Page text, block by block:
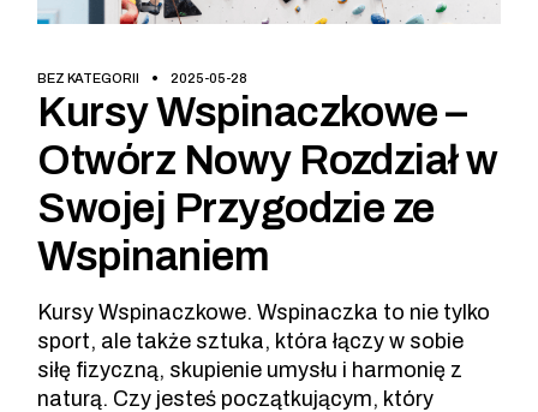
BEZ KATEGORII 2025-05-28
Kursy Wspinaczkowe –
Otwórz Nowy Rozdział w
Swojej Przygodzie ze
Wspinaniem
Kursy Wspinaczkowe. Wspinaczka to nie tylko
sport, ale także sztuka, która łączy w sobie
siłę fizyczną, skupienie umysłu i harmonię z
naturą. Czy jesteś początkującym, który